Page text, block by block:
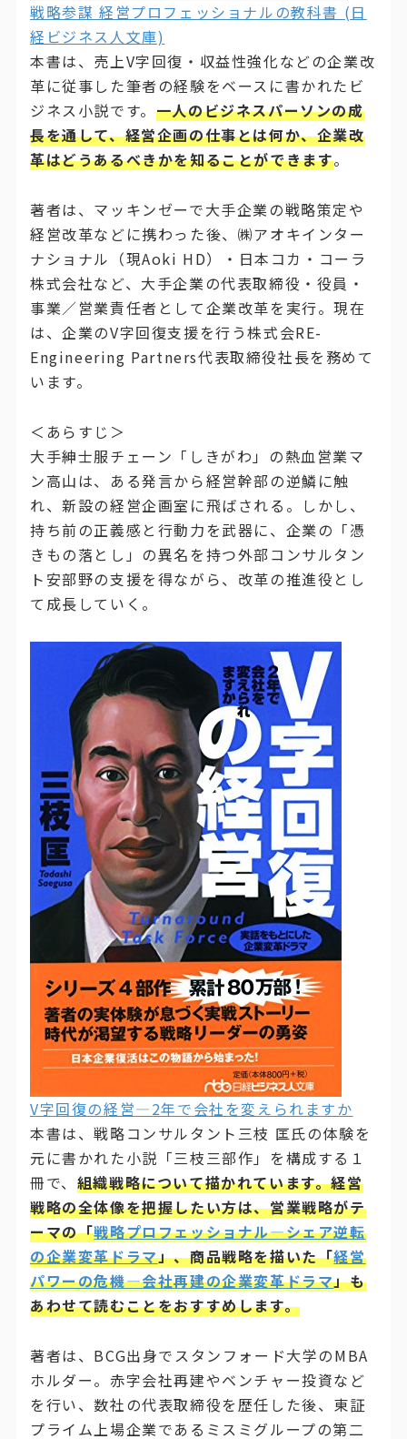
戦略参謀 経営プロフェッショナルの教科書 (日
経ビジネス人文庫)
本書は、売上V字回復・収益性強化などの企業改
革に従事した筆者の経験をベースに書かれたビ
ジネス小説です。 一人のビジネスパーソンの成
長を通して、経営企画の仕事とは何か、企業改
革はどうあるべきかを知ることができます。
著者は、マッキンゼーで大手企業の戦略策定や
経営改革などに携わった後、㈱アオキインター
ナショナル（現Aoki HD）・日本コカ・コーラ
株式会社など、大手企業の代表取締役・役員・
事業／営業責任者として企業改革を実行。現在
は、企業のV字回復支援を行う株式会RE-
Engineering Partners代表取締役社長を務めて
います。
＜あらすじ＞
大手紳士服チェーン「しきがわ」の熱血営業マ
ン高山は、ある発言から経営幹部の逆鱗に触
れ、新設の経営企画室に飛ばされる。しかし、
持ち前の正義感と行動力を武器に、企業の「憑
きもの落とし」の異名を持つ外部コンサルタン
ト安部野の支援を得ながら、改革の推進役とし
て成長していく。
V字回復の経営―2年で会社を変えられますか
本書は、戦略コンサルタント三枝 匡氏の体験を
元に書かれた小説「三枝三部作」を構成する１
冊で、 組織戦略について描かれています。経営
戦略の全体像を把握したい方は、営業戦略がテ
ーマの「戦略プロフェッショナル―シェア逆転
の企業変革ドラマ」、商品戦略を描いた「経営
パワーの危機―会社再建の企業変革ドラマ」も
あわせて読むことをおすすめします。
著者は、BCG出身でスタンフォード大学のMBA
ホルダー。赤字会社再建やベンチャー投資など
を行い、数社の代表取締役を歴任した後、東証
プライム上場企業であるミスミグループの第二